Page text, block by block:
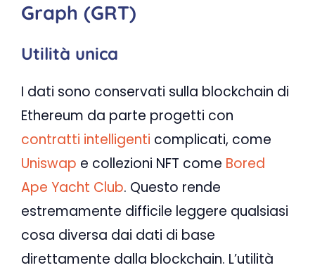
Graph (GRT)
Utilità unica
I dati sono conservati sulla blockchain di
Ethereum da parte progetti con
contratti intelligenti complicati, come
Uniswap e collezioni NFT come Bored
Ape Yacht Club. Questo rende
estremamente difficile leggere qualsiasi
cosa diversa dai dati di base
direttamente dalla blockchain. L’utilità